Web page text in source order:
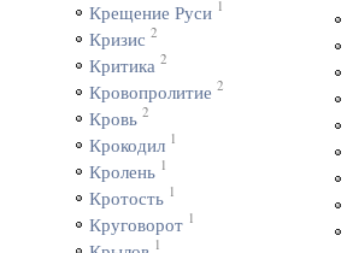
Крещение Руси 1
Кризис 2
Критика 2
Кровопролитие 2
Кровь 2
Крокодил 1
Кролень 1
Кротость 1
Круговорот 1
1